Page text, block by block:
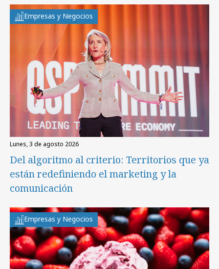
Empresas y Negocios
lunes, 3 de agosto 2026
Del algoritmo al criterio: Territorios que ya
están redefiniendo el marketing y la
comunicación
Empresas y Negocios